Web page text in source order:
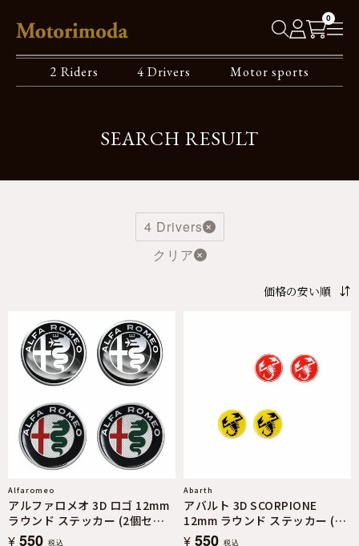
0
2 Riders 4 Drivers Motor sports
SEARCH RESULT
4 Drivers
クリア
Alfaromeo
アルファロメオ 3D ロゴ 12mm
ラウンド ステッカー (2個セッ
ト)
¥ 550 税込
Abarth
アバルト 3D SCORPIONE
12mm ラウンド ステッカー (2
個セット)
¥ 550 税込